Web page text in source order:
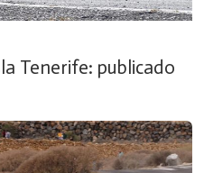
Tenerife: publicado